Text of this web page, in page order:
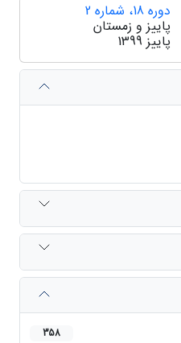
دوره 18، شماره 2
پاییز و زمستان
پاییز 1399
358